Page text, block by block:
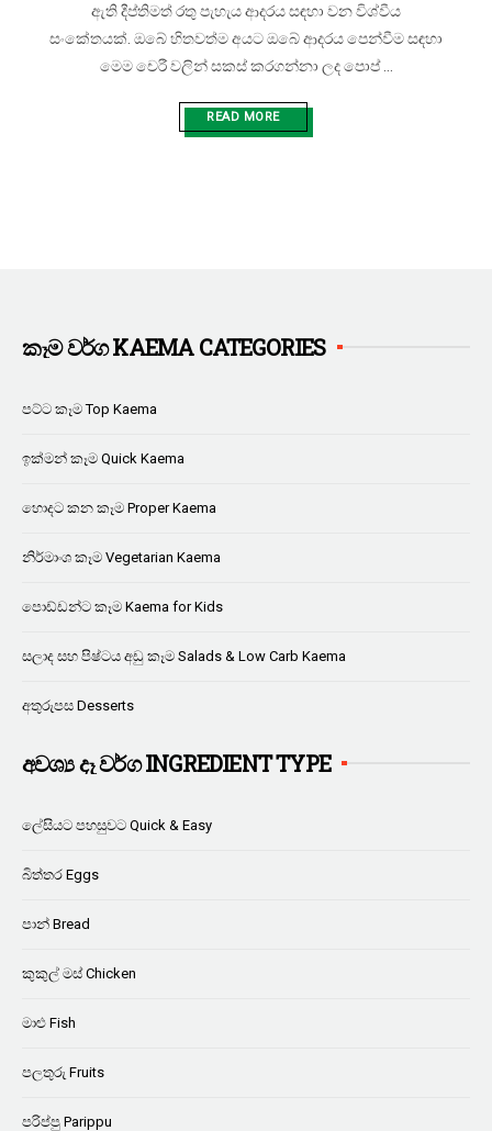
ඇති දීප්තිමත් රතු පැහැය ආදරය සඳහා වන විශ්වීය
සංකේතයක්. ඔබේ හිතවත්ම අයට ඔබේ ආදරය පෙන්වීම සඳහා
මෙම චෙරී වලින් සකස් කරගන්නා ලද පොප් ...
READ MORE
කෑම වර්ග KAEMA CATEGORIES
පට්ට කෑම Top Kaema
ඉක්මන් කෑම Quick Kaema
හොදට කන කෑම Proper Kaema
නිර්මාංශ කෑම Vegetarian Kaema
පොඩ්ඩන්ට කෑම Kaema for Kids
සලාද සහ පිෂ්ටය අඩු කෑම Salads & Low Carb Kaema
අතුරුපස Desserts
අවශ්‍ය දෑ වර්ග INGREDIENT TYPE
ලේසියට පහසුවට Quick & Easy
බිත්තර Eggs
පාන් Bread
කුකුල් මස් Chicken
මාළු Fish
පලතුරු Fruits
පරිප්පු Parippu